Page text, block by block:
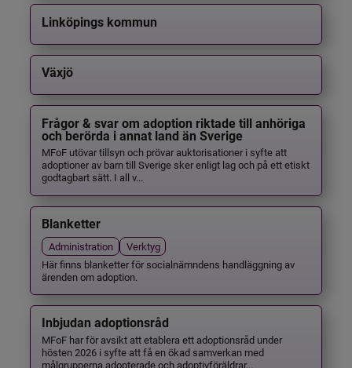
Linköpings kommun
Växjö
Frågor & svar om adoption riktade till anhöriga
och berörda i annat land än Sverige
MFoF utövar tillsyn och prövar auktorisationer i syfte att
adoptioner av barn till Sverige sker enligt lag och på ett etiskt
godtagbart sätt. I all v...
Blanketter
Administration
Verktyg
Här finns blanketter för socialnämndens handläggning av
ärenden om adoption.
Inbjudan adoptionsråd
MFoF har för avsikt att etablera ett adoptionsråd under
hösten 2026 i syfte att få en ökad samverkan med
målgrupperna adopterade och adoptivföräldrar...